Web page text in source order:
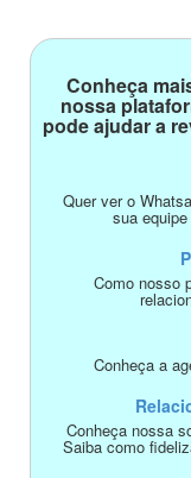
Conheça
nossa
pode ajudar a
Quer ver o
sua
Como nosso
Conheça a
Conheça nossa
Saiba como